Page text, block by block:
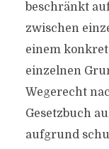
beschränkt
zwischen
einem
einzelnen
Wegerecht
Gesetzbuch
aufgrund